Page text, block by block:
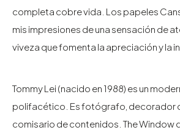
completa cobre vida. Los papeles
mis impresiones de una sensación de
viveza que fomenta la apreciación y la
Tommy Lei (nacido en 1988) es un
polifacético. Es fotógrafo, decorador
comisario de contenidos. The Window